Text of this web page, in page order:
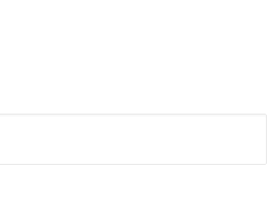
及散水小